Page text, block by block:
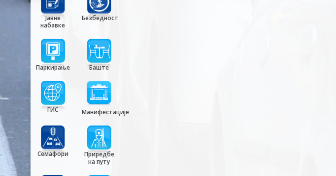
Јавне
набавке
Безбедност
Паркирање Баште
ГИС Манифестације
Семафори
Приредбе
на путу